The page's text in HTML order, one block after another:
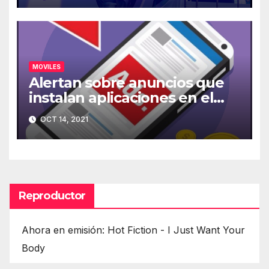
MOVILES
Alertan sobre anuncios que
instalan aplicaciones en el
móvil
OCT 14, 2021
Reproductor
Ahora en emisión: Hot Fiction - I Just Want Your
Body